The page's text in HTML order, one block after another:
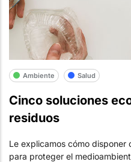
Ambiente Salud
Cinco soluciones
residuos
Le explicamos cómo
para proteger el